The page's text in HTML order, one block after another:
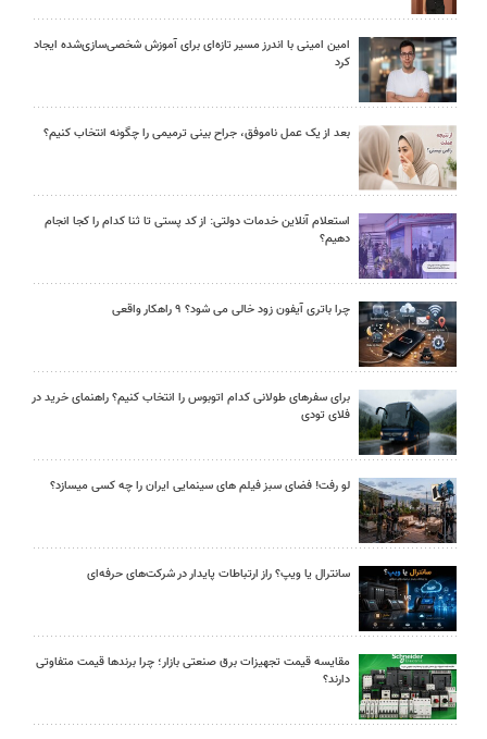
امین امینی با اندرز مسیر تازه‌ای برای آموزش شخصی‌سازی‌شده ایجاد
کرد
بعد از یک عمل ناموفق، جراح بینی ترمیمی را چگونه انتخاب کنیم؟
استعلام آنلاین خدمات دولتی: از کد پستی تا ثنا کدام را کجا انجام
دهیم؟
چرا باتری آیفون زود خالی می شود؟ ۹ راهکار واقعی
برای سفرهای طولانی کدام اتوبوس را انتخاب کنیم؟ راهنمای خرید در
فلای تودی
لو رفت! فضای سبز فیلم های سینمایی ایران را چه کسی میسازد؟
سانترال یا ویپ؟ راز ارتباطات پایدار در شرکت‌های حرفه‌ای
مقایسه قیمت تجهیزات برق صنعتی بازار؛ چرا برندها قیمت متفاوتی
دارند؟